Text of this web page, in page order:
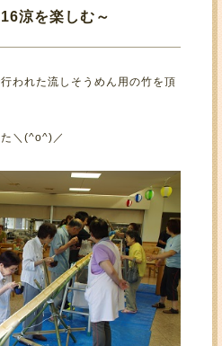
涼を楽しむ～
われた流しそうめん用の竹を頂
＼(^o^)／